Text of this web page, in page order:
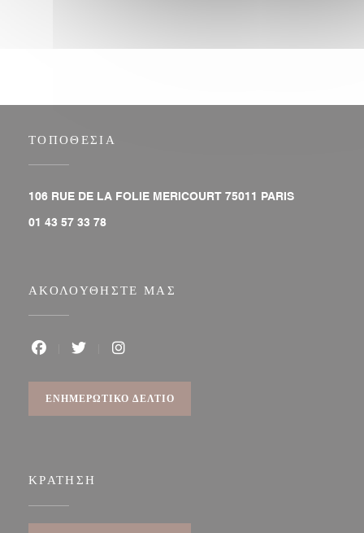
ΤΟΠΟΘΕΣΊΑ
106 RUE DE LA FOLIE MERICOURT 75011 PARIS((ανοίγει σε
01 43 57 33 78
ΑΚΟΛΟΥΘΉΣΤΕ ΜΑΣ
ΕΝΗΜΕΡΩΤΙΚΌ ΔΕΛΤΊΟ
ΚΡΆΤΗΣΗ